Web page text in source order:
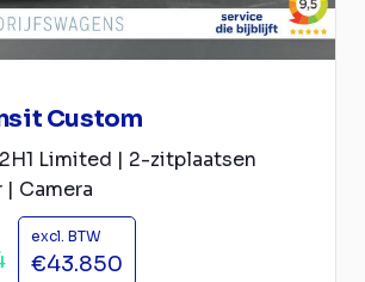
Custom
Limited | 2-zitplaatsen
Camera
excl. BTW
€43.850